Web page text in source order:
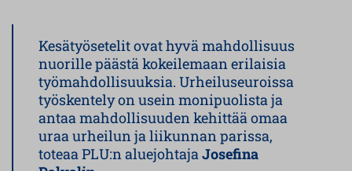
Kesätyösetelit ovat hyvä mahdollisuus
nuorille päästä kokeilemaan erilaisia
työmahdollisuuksia. Urheiluseuroissa
työskentely on usein monipuolista ja
antaa mahdollisuuden kehittää omaa
uraa urheilun ja liikunnan parissa,
toteaa PLU:n aluejohtaja Josefina